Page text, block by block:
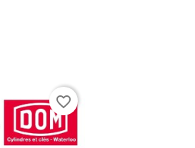
favorite_border